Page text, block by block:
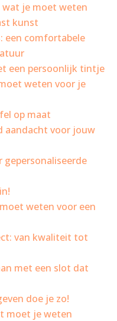
wat je moet weten
kunst
een comfortabele
een persoonlijk tintje
weten voor je
op maat
aandacht voor jouw
gepersonaliseerde
weten voor een
van kwaliteit tot
met een slot dat
doe je zo!
moet je weten